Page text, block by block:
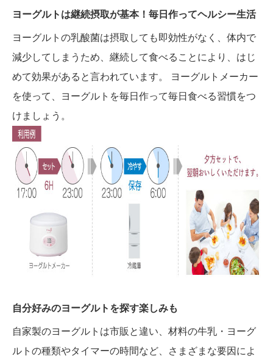
ヨーグルトは継続摂取が基本！毎日作ってヘルシー生活
ヨーグルトの乳酸菌は摂取しても即効性がなく、体内で
減少してしまうため、継続して食べることにより、はじ
めて効果があると言われています。 ヨーグルトメーカー
を使って、ヨーグルトを毎日作って毎日食べる習慣をつ
けましょう。
自分好みのヨーグルトを探す楽しみも
自家製のヨーグルトは市販と違い、材料の牛乳・ヨーグ
ルトの種類やタイマーの時間など、さまざまな要因によ